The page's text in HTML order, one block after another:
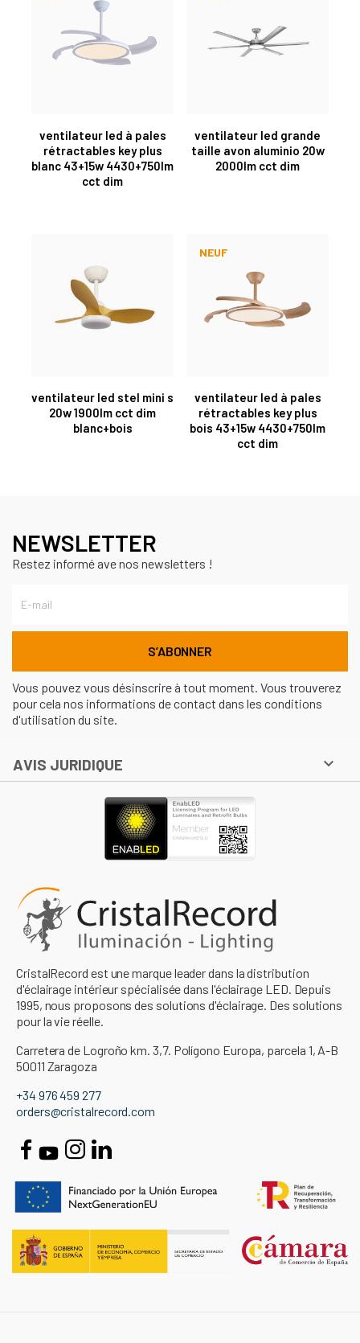
ventilateur led à pales
rétractables key plus
blanc 43+15w 4430+750lm
cct dim
ventilateur led grande
taille avon aluminio 20w
2000lm cct dim
ventilateur led stel mini s
20w 1900lm cct dim
blanc+bois
ventilateur led à pales
rétractables key plus
bois 43+15w 4430+750lm
cct dim
NEUF
NEWSLETTER
Restez informé ave nos newsletters !
Vous pouvez vous désinscrire à tout moment. Vous trouverez
pour cela nos informations de contact dans les conditions
d'utilisation du site.
AVIS JURIDIQUE 
CristalRecord est une marque leader dans la distribution
d'éclairage intérieur spécialisée dans l'éclairage LED. Depuis
1995, nous proposons des solutions d'éclairage. Des solutions
pour la vie réelle.
Carretera de Logroño km. 3,7. Polígono Europa, parcela 1, A-B
50011 Zaragoza
+34 976 459 277
orders@cristalrecord.com